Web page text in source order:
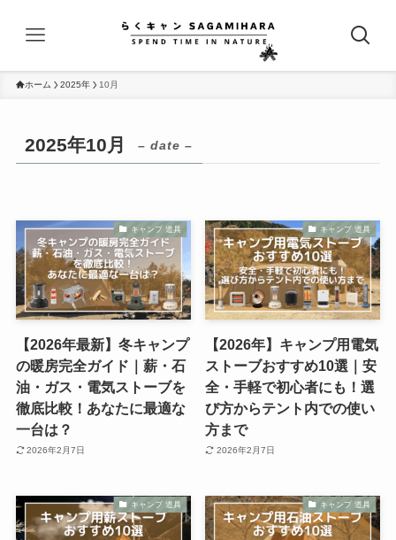
ホーム 2025年 10月
2025年10月 – date –
キャンプ 道具
【2026年最新】冬キャンプ
の暖房完全ガイド｜薪・石
油・ガス・電気ストーブを
徹底比較！あなたに最適な
一台は？
2026年2月7日
キャンプ 道具
【2026年】キャンプ用電気
ストーブおすすめ10選｜安
全・手軽で初心者にも！選
び方からテント内での使い
方まで
2026年2月7日
キャンプ 道具 キャンプ 道具